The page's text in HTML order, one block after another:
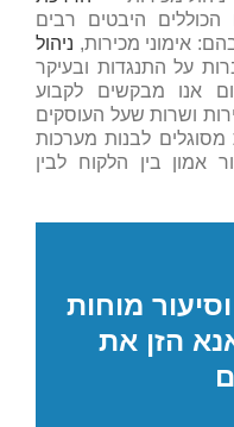
הכוללים היבטים רבים
אימוני מכירות, ניהול
על התנגדות ובעיקר
אנו מבקשים לקבוע
ושרות שעל העוסקים
לבנות מערכות
אמון בין הלקוח לבין
מוחות
הזן את